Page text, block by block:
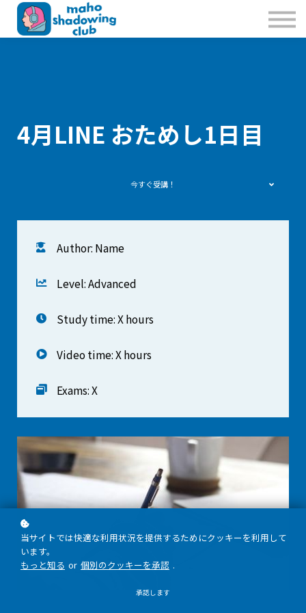
私たちのこと
お問合せ
4月LINE おためし1日目
今すぐ受講！
Author: Name
Level: Advanced
Study time: X hours
Video time: X hours
Exams: X
当サイトでは快適な利用状況を提供するためにクッキーを利用して
います。
もっと知る or 個別のクッキーを承認 .
承認します